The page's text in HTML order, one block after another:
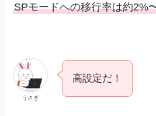
SPモードへの移行率は約2%
うさぎ
高設定だ！